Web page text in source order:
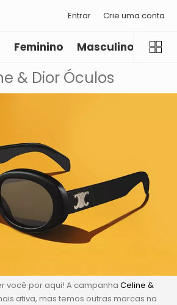
Entrar Crie uma conta
Feminino Masculino
& Dior Óculos
você por aqui! A campanha Celine &
ativa, mas temos outras marcas na